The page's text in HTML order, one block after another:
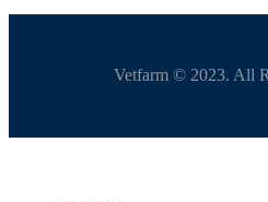
Vetfarm © 2023. All